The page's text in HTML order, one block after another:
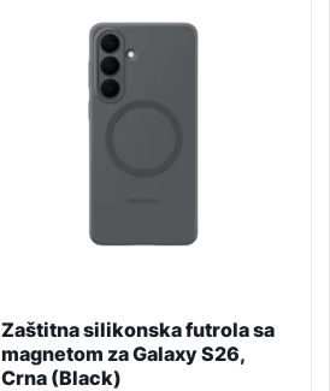
Zaštitna silikonska futrola sa
magnetom za Galaxy S26,
Crna (Black)